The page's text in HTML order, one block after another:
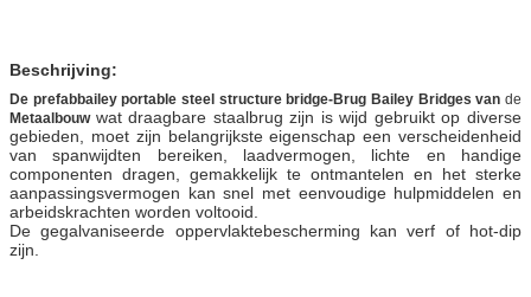
Beschrijving:
De prefabbailey portable steel structure bridge-Brug Bailey Bridges van de
Metaalbouw wat draagbare staalbrug zijn is wijd gebruikt op diverse
gebieden, moet zijn belangrijkste eigenschap een verscheidenheid
van spanwijdten bereiken, laadvermogen, lichte en handige
componenten dragen, gemakkelijk te ontmantelen en het sterke
aanpassingsvermogen kan snel met eenvoudige hulpmiddelen en
arbeidskrachten worden voltooid.
De gegalvaniseerde oppervlaktebescherming kan verf of hot-dip
zijn.